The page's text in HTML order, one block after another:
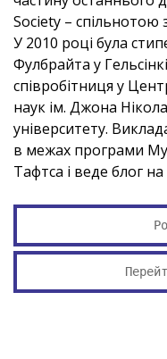
Society – спільнотою
У 2010 році була
Фулбрайта у
співробітниця у
наук ім. Джона
університету.
в межах програми
Тафтса і веде блог